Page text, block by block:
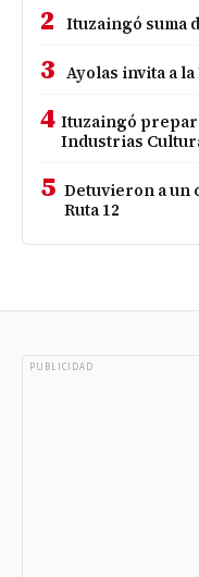
2 Ituzaingó suma
3 Ayolas invita a
4 Ituzaingó
Industrias
5 Detuvieron a un
Ruta 12
PUBLICIDAD